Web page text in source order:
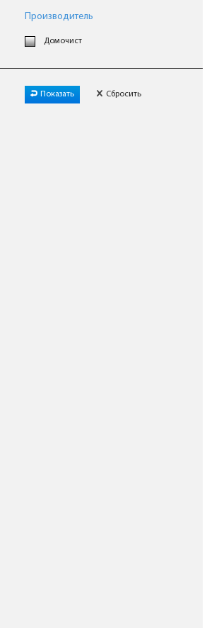
Производитель
Домочист
Показать Сбросить